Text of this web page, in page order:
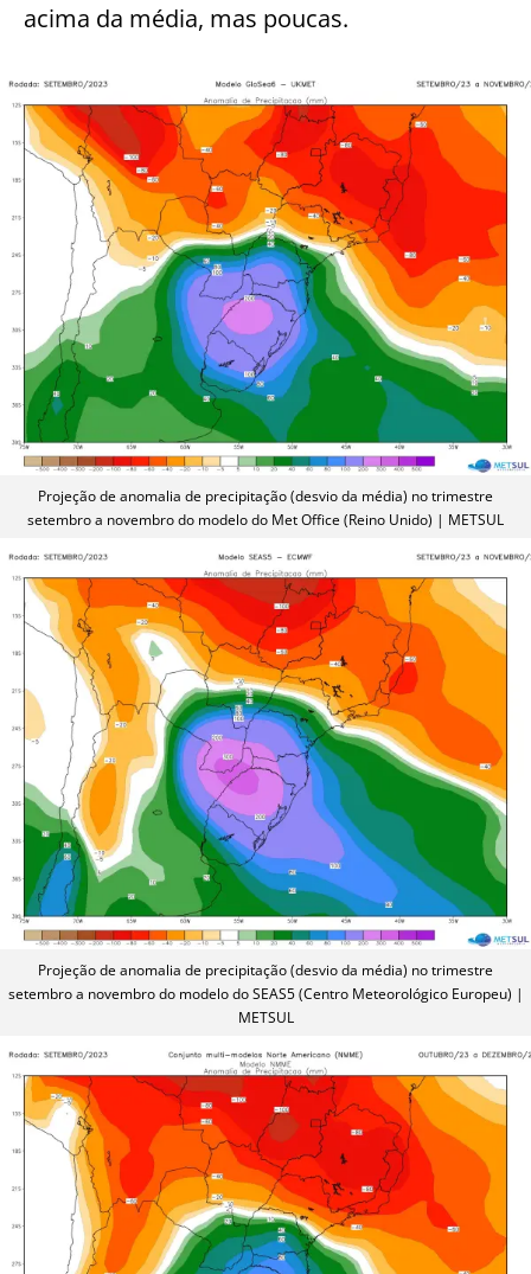
acima da média, mas poucas.
Projeção de anomalia de precipitação (desvio da média) no trimestre
setembro a novembro do modelo do Met Office (Reino Unido) | METSUL
Projeção de anomalia de precipitação (desvio da média) no trimestre
setembro a novembro do modelo do SEAS5 (Centro Meteorológico Europeu) |
METSUL